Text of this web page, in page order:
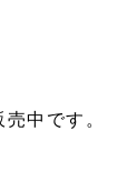
中です。